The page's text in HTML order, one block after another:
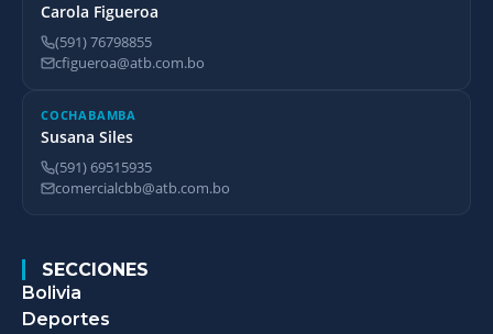
Carola Figueroa
(591) 76798855
cfigueroa@atb.com.bo
COCHABAMBA
Susana Siles
(591) 69515935
comercialcbb@atb.com.bo
SECCIONES
Bolivia
Deportes